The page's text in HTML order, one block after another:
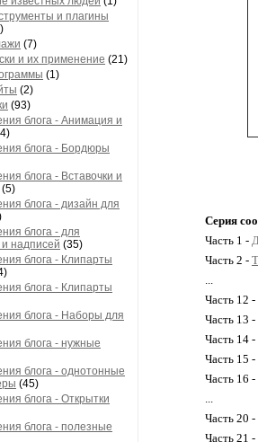
и плагины
(7)
и их применение (21)
(1)
(2)
(93)
блога - Анимация и
блога - Бордюры
блога - Вставочки и
(5)
блога - дизайн для
блога - для
надписей (35)
блога - Клипарты
блога - Клипарты
блога - Наборы для
блога - нужные
блога - однотонные
(45)
блога - Открытки
блога - полезные
Серия
Часть 1 -
Часть 2 -
...
Часть 12 -
Часть 13 -
Часть 14
Часть 15 -
Часть 16 -
...
Часть 20 -
Часть 21 -